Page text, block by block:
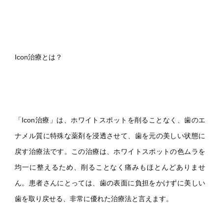
Icon治療とは？
「Icon治療」は、ホワイトスポットを削ることなく、歯のエ
ナメル質に特殊な薬剤を浸透させて、歯を元の美しい状態に
戻す治療法です。この治療は、ホワイトスポットの色ムラを
均一に整えるため、削ることなく痛みもほとんどありませ
ん。患者さんにとっては、歯の表面に負担をかけずに美しい
歯を取り戻せる、非常に優れた治療法と言えます。